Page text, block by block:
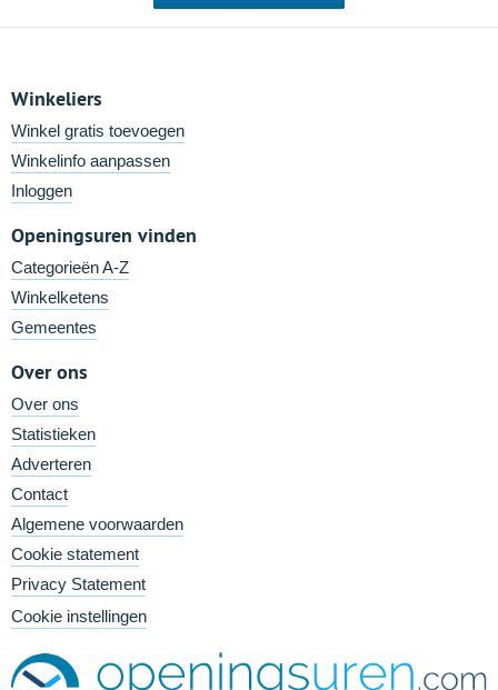
Winkeliers
Winkel gratis toevoegen
Winkelinfo aanpassen
Inloggen
Openingsuren vinden
Categorieën A-Z
Winkelketens
Gemeentes
Over ons
Over ons
Statistieken
Adverteren
Contact
Algemene voorwaarden
Cookie statement
Privacy Statement
Cookie instellingen